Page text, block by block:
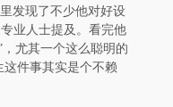
发现了不少他对好设
业人士提及。看完他
尤其一个这么聪明的
件事其实是个不赖